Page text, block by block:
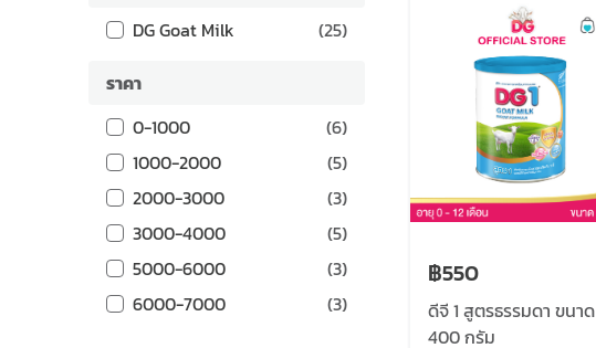
DG Goat Milk
(25)
ราคา
0-1000
(6)
1000-2000
(5)
2000-3000
(3)
3000-4000
(5)
5000-6000
(3)
6000-7000
(3)
฿550
ดีจี 1 สูตรธรรมดา ขนาด
400 กรัม